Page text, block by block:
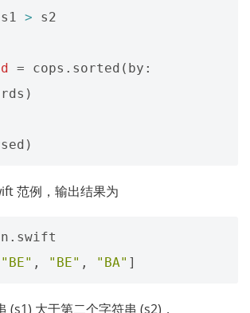
s1 >
s2
= cops . sorted ( by :
)
)
范例，输出结果为
. swift
"BE" , "BE" , "BA" ]
(s1) 大于第二个字符串 (s2)，